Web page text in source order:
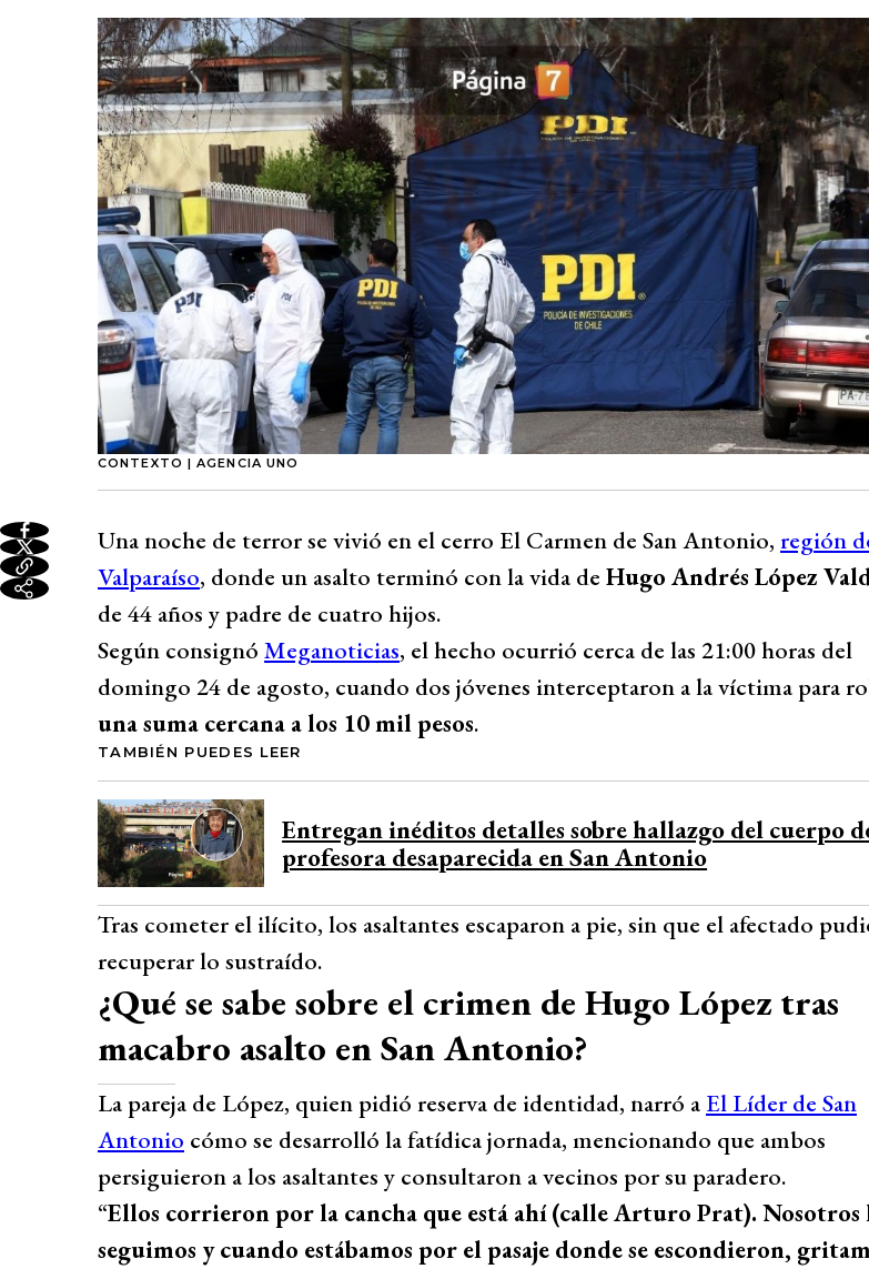
CONTEXTO | AGENCIA UNO
Una noche de terror se vivió en el cerro El Carmen de San Antonio, región
Valparaíso, donde un asalto terminó con la vida de Hugo Andrés López
de 44 años y padre de cuatro hijos.
Según consignó Meganoticias, el hecho ocurrió cerca de las 21:00 horas del
domingo 24 de agosto, cuando dos jóvenes interceptaron a la víctima para
una suma cercana a los 10 mil pesos.
TAMBIÉN PUEDES LEER
Entregan inéditos detalles sobre hallazgo del cuerpo
profesora desaparecida en San Antonio
Tras cometer el ilícito, los asaltantes escaparon a pie, sin que el afectado
recuperar lo sustraído.
¿Qué se sabe sobre el crimen de Hugo López tras
macabro asalto en San Antonio?
La pareja de López, quien pidió reserva de identidad, narró a El Líder de San
Antonio cómo se desarrolló la fatídica jornada, mencionando que ambos
persiguieron a los asaltantes y consultaron a vecinos por su paradero.
“Ellos corrieron por la cancha que está ahí (calle Arturo Prat). Nosotros
seguimos y cuando estábamos por el pasaje donde se escondieron,